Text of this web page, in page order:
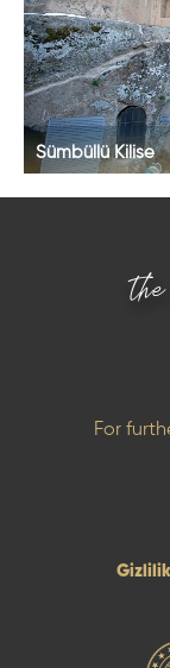
Sümbüllü Kilise
For
Gizlilik